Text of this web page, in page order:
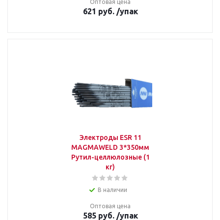
Оптовая цена
621 руб. /упак
Электроды ESR 11
MAGMAWELD 3*350мм
Рутил-целлюлозные (1
кг)
В наличии
Оптовая цена
585руб. /упак